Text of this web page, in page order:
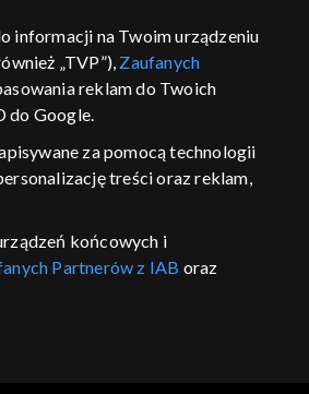
usług
informacji na Twoim urządzeniu
„TVP”), Zaufanych
reklam do Twoich
do Google.
za pomocą technologii
treści oraz reklam,
końcowych i
Partnerów z IAB oraz
treści, pomiaru
zapewnienia
offline, łączenia różnych